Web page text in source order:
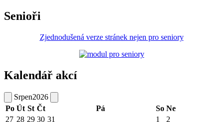
Senioři
Zjednodušená verze stránek nejen pro seniory
Kalendář akcí
Srpen2026
Po Út St Čt Pá So Ne
27 28 29 30 31 1 2